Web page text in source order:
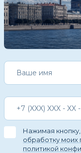
Нажимая
обработку моих
политикой